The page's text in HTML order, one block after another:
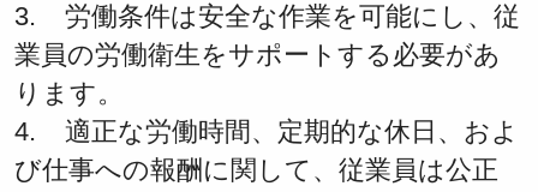
3. 労働条件は安全な作業を可能にし、従
業員の労働衛生をサポートする必要があ
ります。
4. 適正な労働時間、定期的な休日、およ
び仕事への報酬に関して、従業員は公正